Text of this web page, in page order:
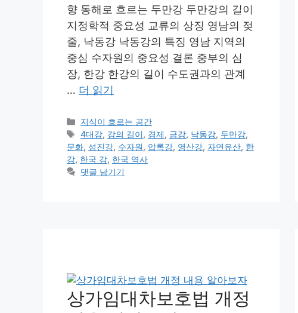
향 동해로 흐르는 두만강 두만강의 길이
지정학적 중요성 교류의 상징 영남의 젖
줄, 낙동강 낙동강의 특징 영남 지역의
중심 수자원의 중요성 결론 중부의 심
장, 한강 한강의 길이 수도권과의 관계
… 더 읽기
카
테
고
리
지식이 흐르는 공간
태
그
4대강, 강의 길이, 경제, 금강, 낙동강, 두만강,
문화, 섬진강, 수자원, 압록강, 영산강, 자연유산, 한
강, 한국 강, 한국 역사
댓글 남기기
상가임대차보호법 개정